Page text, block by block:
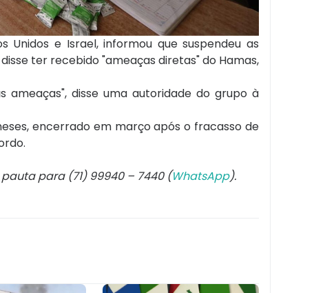
Unidos e Israel, informou que suspendeu as
ter recebido "ameaças diretas" do Hamas,
ameaças", disse uma autoridade do grupo à
encerrado em março após o fracasso de
para (71) 99940 – 7440 (WhatsApp).